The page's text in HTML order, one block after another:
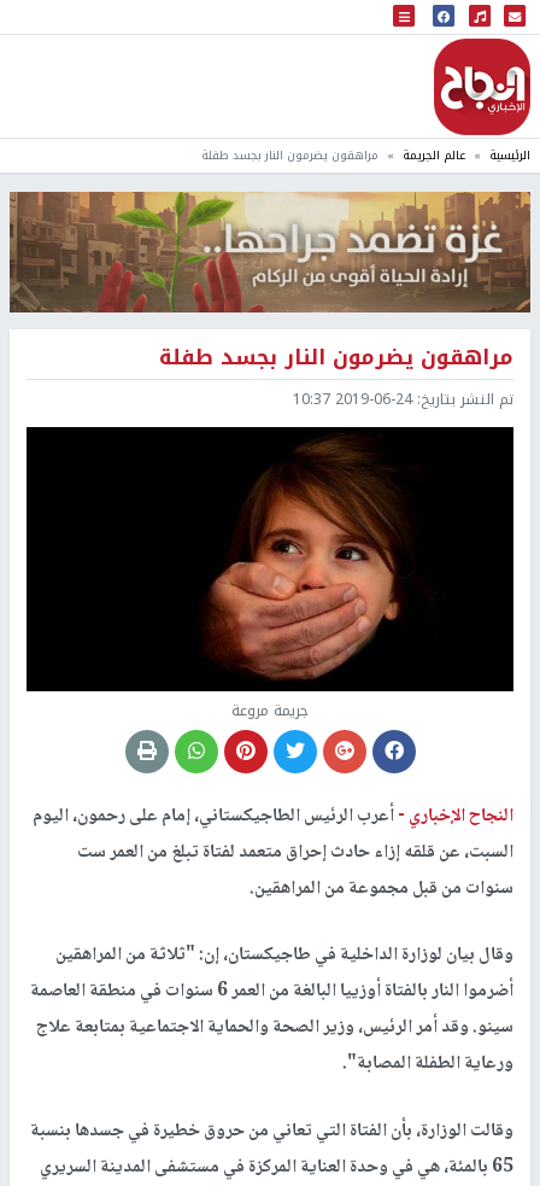
البث المباشر
إذاعة النجاح
الرئيسية عالم الجريمة مراهقون يضرمون النار بجسد طفلة
مراهقون يضرمون النار بجسد طفلة
تم النشر بتاريخ:2019-06-24 10:37
جريمة مروعة
النجاح الإخباري -أعرب الرئيس الطاجيكستاني، إمام على رحمون، اليوم
السبت، عن قلقه إزاء حادث إحراق متعمد لفتاة تبلغ من العمر ست
سنوات من قبل مجموعة من المراهقين.
وقال بيان لوزارة الداخلية في طاجيكستان، إن: "ثلاثة من المراهقين
أضرموا النار بالفتاة أوزييا البالغة من العمر 6 سنوات في منطقة العاصمة
سينو. وقد أمر الرئيس، وزير الصحة والحماية الاجتماعية بمتابعة علاج
ورعاية الطفلة المصابة".
وقالت الوزارة، بأن الفتاة التي تعاني من حروق خطيرة في جسدها بنسبة
65 بالمئة، هي في وحدة العناية المركزة في مستشفى المدينة السريري